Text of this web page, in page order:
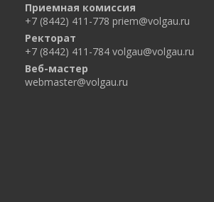
Приемная комиссия
+7 (8442) 411-778 priem@volgau.ru
Ректорат
+7 (8442) 411-784 volgau@volgau.ru
Веб-мастер
webmaster@volgau.ru